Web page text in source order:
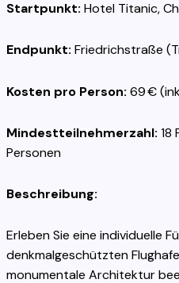
Startpunkt: Hotel Titanic,
Endpunkt: Friedrichstraße
Kosten pro Person: 69 €
Mindestteilnehmerzahl: 18
Personen
Beschreibung:
Erleben Sie eine individuelle
denkmalgeschützten
monumentale Architektur